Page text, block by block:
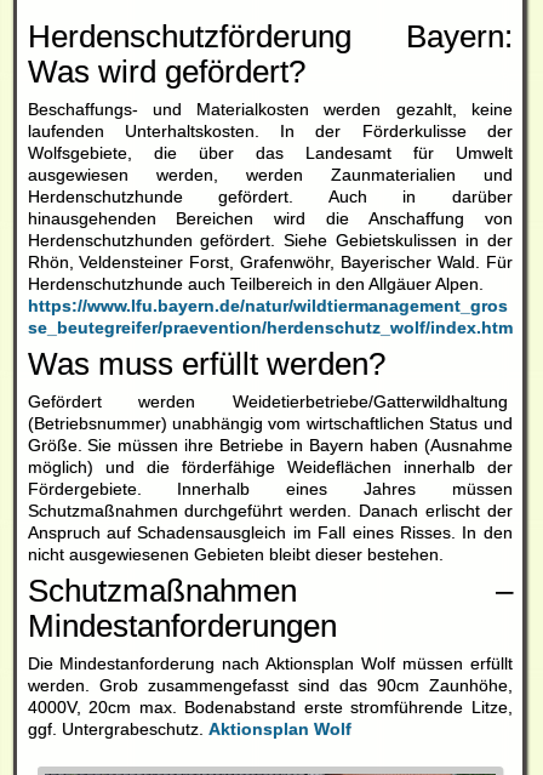
Herdenschutzförderung Bayern:
Was wird gefördert?
Beschaffungs- und Materialkosten werden gezahlt, keine
laufenden Unterhaltskosten. In der Förderkulisse der
Wolfsgebiete, die über das Landesamt für Umwelt
ausgewiesen werden, werden Zaunmaterialien und
Herdenschutzhunde gefördert. Auch in darüber
hinausgehenden Bereichen wird die Anschaffung von
Herdenschutzhunden gefördert. Siehe Gebietskulissen in der
Rhön, Veldensteiner Forst, Grafenwöhr, Bayerischer Wald. Für
Herdenschutzhunde auch Teilbereich in den Allgäuer Alpen.
https://www.lfu.bayern.de/natur/wildtiermanagement_gros
se_beutegreifer/praevention/herdenschutz_wolf/index.htm
Was muss erfüllt werden?
Gefördert werden Weidetierbetriebe/Gatterwildhaltung
(Betriebsnummer) unabhängig vom wirtschaftlichen Status und
Größe. Sie müssen ihre Betriebe in Bayern haben (Ausnahme
möglich) und die förderfähige Weideflächen innerhalb der
Fördergebiete. Innerhalb eines Jahres müssen
Schutzmaßnahmen durchgeführt werden. Danach erlischt der
Anspruch auf Schadensausgleich im Fall eines Risses. In den
nicht ausgewiesenen Gebieten bleibt dieser bestehen.
Schutzmaßnahmen –
Mindestanforderungen
Die Mindestanforderung nach Aktionsplan Wolf müssen erfüllt
werden. Grob zusammengefasst sind das 90cm Zaunhöhe,
4000V, 20cm max. Bodenabstand erste stromführende Litze,
ggf. Untergrabeschutz. Aktionsplan Wolf